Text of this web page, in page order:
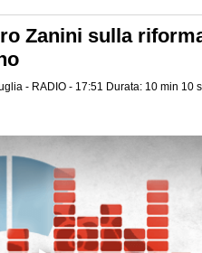
Zanini sulla
- RADIO - 17:51 Durata: 10 min 10